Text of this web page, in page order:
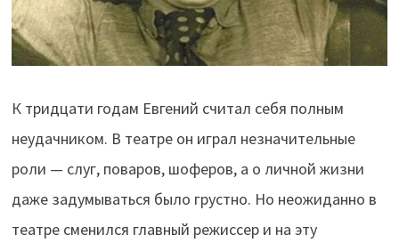
К тридцати годам Евгений считал себя полным
неудачником. В театре он играл незначительные
роли — слуг, поваров, шоферов, а о личной жизни
даже задумываться было грустно. Но неожиданно в
театре сменился главный режиссер и на эту